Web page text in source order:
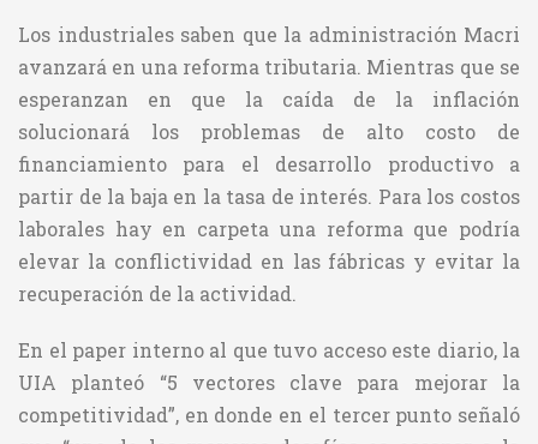
Los industriales saben que la administración Macri
avanzará en una reforma tributaria. Mientras que se
esperanzan en que la caída de la inflación
solucionará los problemas de alto costo de
financiamiento para el desarrollo productivo a
partir de la baja en la tasa de interés. Para los costos
laborales hay en carpeta una reforma que podría
elevar la conflictividad en las fábricas y evitar la
recuperación de la actividad.
En el paper interno al que tuvo acceso este diario, la
UIA planteó “5 vectores clave para mejorar la
competitividad”, en donde en el tercer punto señaló